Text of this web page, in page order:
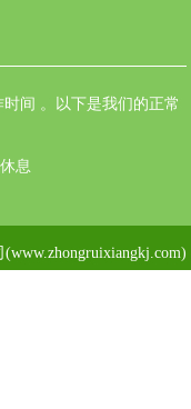
间 。以下是我们的正常
息